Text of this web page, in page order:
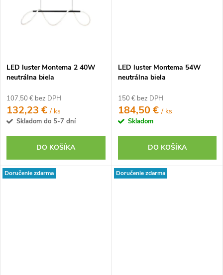
LED luster Montema 2 40W
neutrálna biela
107,50 € bez DPH
132,23 €/ ks
Skladom do 5-7 dní
DO KOŠÍKA
LED luster Montema 54W
neutrálna biela
150 € bez DPH
184,50 €/ ks
Skladom
DO KOŠÍKA
Doručenie zdarma Doručenie zdarma